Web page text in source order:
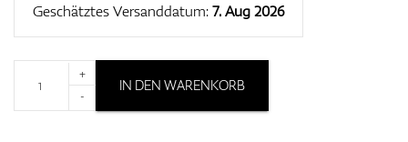
Geschätztes Versanddatum:7. Aug 2026
+
-
IN DEN WARENKORB